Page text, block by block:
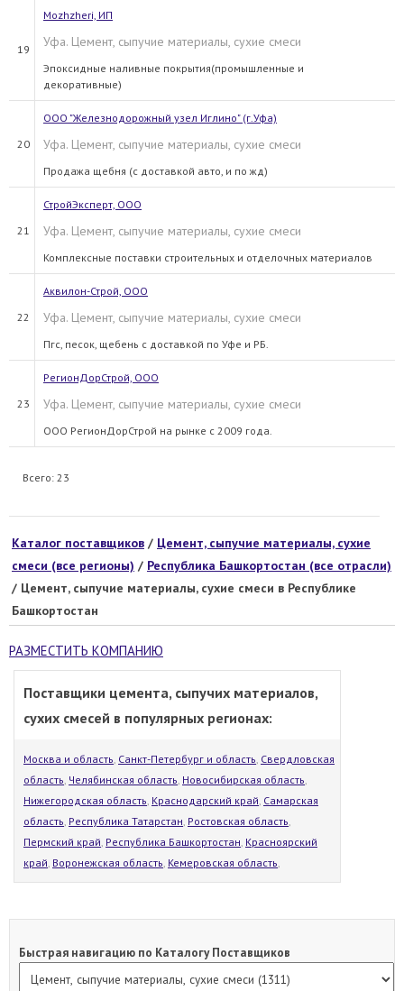
19
Mozhzheri, ИП
Уфа. Цемент, сыпучие материалы, сухие смеси
Эпоксидные наливные покрытия(промышленные и
декоративные)
20
ООО "Железнодорожный узел Иглино" (г.Уфа)
Уфа. Цемент, сыпучие материалы, сухие смеси
Продажа щебня (с доставкой авто, и по жд)
21
СтройЭксперт, ООО
Уфа. Цемент, сыпучие материалы, сухие смеси
Комплексные поставки строительных и отделочных материалов
22
Аквилон-Строй, OOO
Уфа. Цемент, сыпучие материалы, сухие смеси
Пгс, песок, щебень с доставкой по Уфе и РБ.
23
РегионДорСтрой, ООО
Уфа. Цемент, сыпучие материалы, сухие смеси
ООО РегионДорСтрой на рынке с 2009 года.
Всего: 23
Каталог поставщиков / Цемент, сыпучие материалы, сухие
смеси (все регионы) / Республика Башкортостан (все отрасли)
/ Цемент, сыпучие материалы, сухие смеси в Республике
Башкортостан
РАЗМЕСТИТЬ КОМПАНИЮ
Поставщики цемента, сыпучих материалов,
сухих смесей в популярных регионах:
Москва и область, Санкт-Петербург и область, Свердловская
область, Челябинская область, Новосибирская область,
Нижегородская область, Краснодарский край, Самарская
область, Республика Татарстан, Ростовская область,
Пермский край, Республика Башкортостан, Красноярский
край, Воронежская область, Кемеровская область,
Быстрая навигацию по Каталогу Поставщиков